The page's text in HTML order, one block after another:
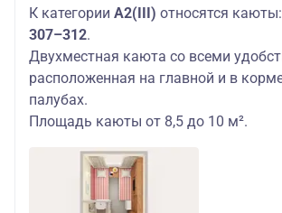
К категории А2(III) относятся каюты:
307–312.
Двухместная каюта со всеми
расположенная на главной и в
палубах.
Площадь каюты от 8,5 до 10 м².